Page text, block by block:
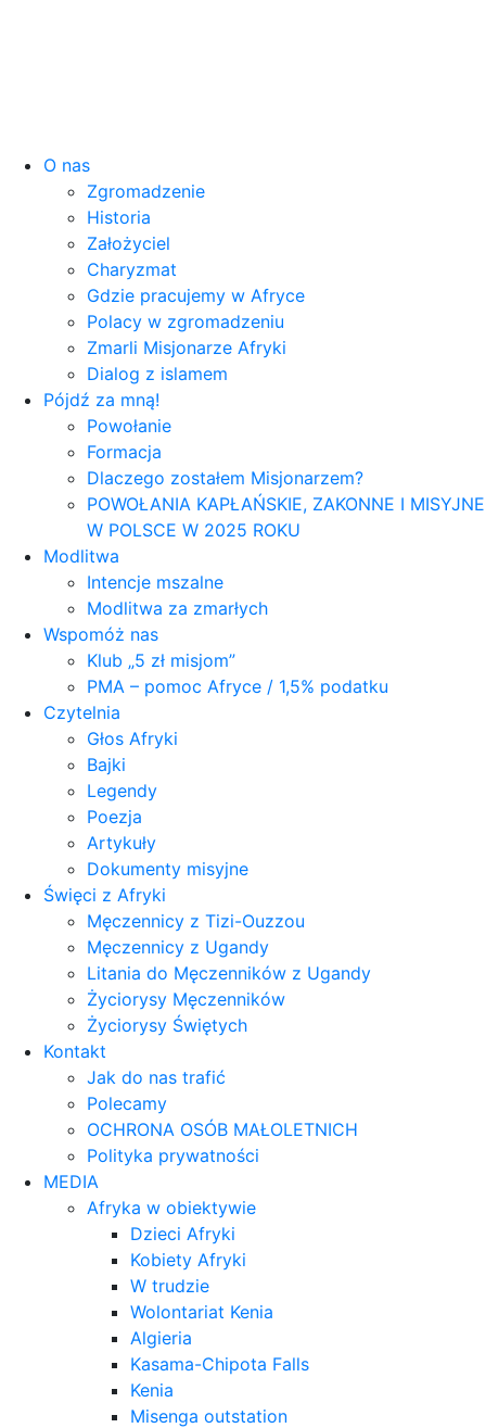
O nas
Zgromadzenie
Historia
Założyciel
Charyzmat
Gdzie pracujemy w Afryce
Polacy w zgromadzeniu
Zmarli Misjonarze Afryki
Dialog z islamem
Pójdź za mną!
Powołanie
Formacja
Dlaczego zostałem Misjonarzem?
POWOŁANIA KAPŁAŃSKIE, ZAKONNE I MISYJNE
W POLSCE W 2025 ROKU
Modlitwa
Intencje mszalne
Modlitwa za zmarłych
Wspomóż nas
Klub „5 zł misjom”
PMA – pomoc Afryce / 1,5% podatku
Czytelnia
Głos Afryki
Bajki
Legendy
Poezja
Artykuły
Dokumenty misyjne
Święci z Afryki
Męczennicy z Tizi-Ouzzou
Męczennicy z Ugandy
Litania do Męczenników z Ugandy
Życiorysy Męczenników
Życiorysy Świętych
Kontakt
Jak do nas trafić
Polecamy
OCHRONA OSÓB MAŁOLETNICH
Polityka prywatności
MEDIA
Afryka w obiektywie
Dzieci Afryki
Kobiety Afryki
W trudzie
Wolontariat Kenia
Algieria
Kasama-Chipota Falls
Kenia
Misenga outstation